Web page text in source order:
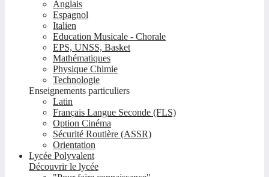
Anglais
Espagnol
Italien
Education Musicale - Chorale
EPS, UNSS, Basket
Mathématiques
Physique Chimie
Technologie
Enseignements particuliers
Latin
Français Langue Seconde (FLS)
Option Cinéma
Sécurité Routière (ASSR)
Orientation
Lycée Polyvalent
Découvrir le lycée